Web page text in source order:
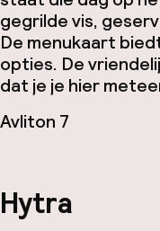
gegrilde vis,
De menukaart
opties. De
dat je je hier
Avliton 7
Hytra